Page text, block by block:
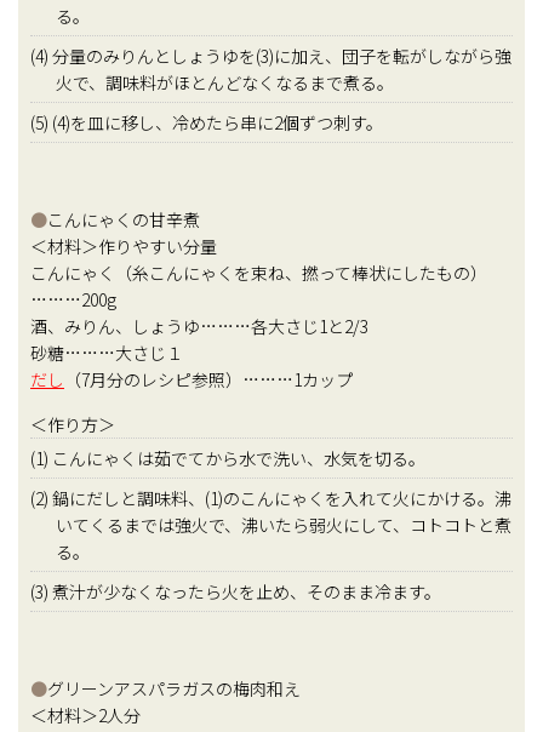
る。
(4) 分量のみりんとしょうゆを(3)に加え、団子を転がしながら強
火で、調味料がほとんどなくなるまで煮る。
(5) (4)を皿に移し、冷めたら串に2個ずつ刺す。
●こんにゃくの甘辛煮
＜材料＞作りやすい分量
こんにゃく（糸こんにゃくを束ね、撚って棒状にしたもの）
………200g
酒、みりん、しょうゆ………各大さじ1と2/3
砂糖………大さじ１
だし （7月分のレシピ参照）………1カップ
＜作り方＞
(1) こんにゃくは茹でてから水で洗い、水気を切る。
(2) 鍋にだしと調味料、(1)のこんにゃくを入れて火にかける。沸
いてくるまでは強火で、沸いたら弱火にして、コトコトと煮
る。
(3) 煮汁が少なくなったら火を止め、そのまま冷ます。
●グリーンアスパラガスの梅肉和え
＜材料＞2人分